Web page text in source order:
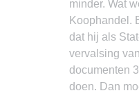
minder. Wat
Koophandel.
dat hij als
vervalsing
documenten
doen. Dan